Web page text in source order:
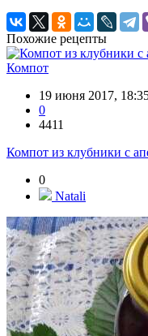
Похожие рецепты
Компот
19 июня 2017,
0
4411
Компот из клубники с
0
Natali